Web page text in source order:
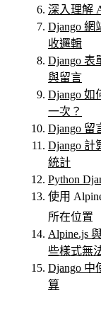
深入理解
Django
收邏輯
Django 表
與留言
Django 如
一次？
Django 留
Django
統計
Python
使用
所在位置
Alpine.js
些樣式無
Django 中
算